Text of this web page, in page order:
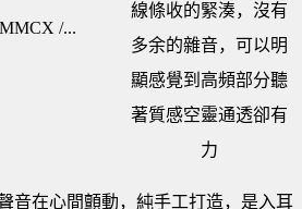
/...
線條收的緊湊，沒有
多余的雜音，可以明
顯感覺到高頻部分聽
著質感空靈通透卻有
力
音在心間顫動，純手工打造，是入耳